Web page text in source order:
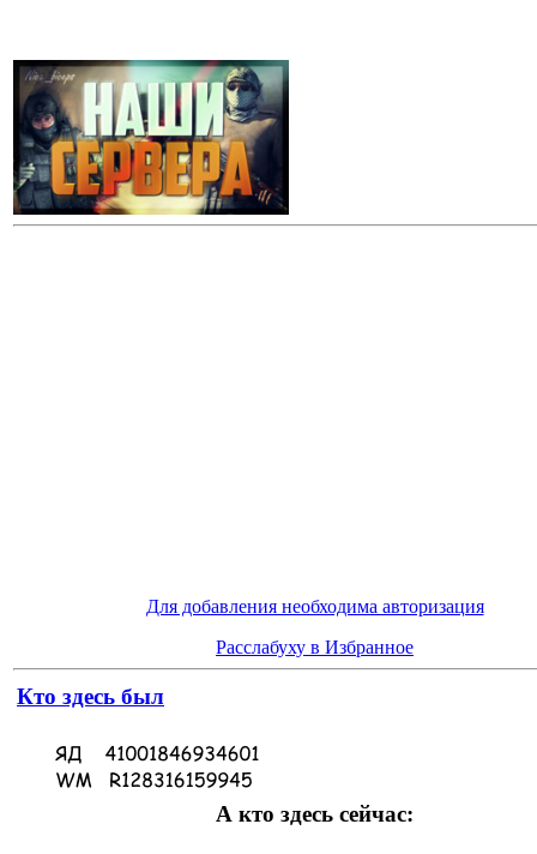
Для добавления необходима авторизация
Расслабуху в Избранное
Кто здесь был
А кто здесь сейчас: